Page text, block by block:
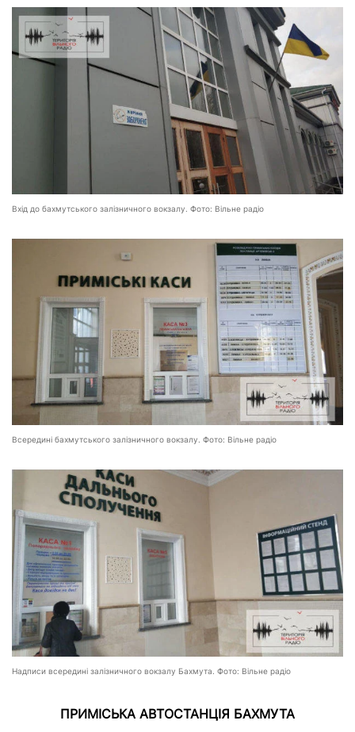
Вхід до бахмутського залізничного вокзалу. Фото: Вільне радіо
Всередині бахмутського залізничного вокзалу. Фото: Вільне радіо
Надписи всередині залізничного вокзалу Бахмута. Фото: Вільне радіо
ПРИМІСЬКА АВТОСТАНЦІЯ БАХМУТА